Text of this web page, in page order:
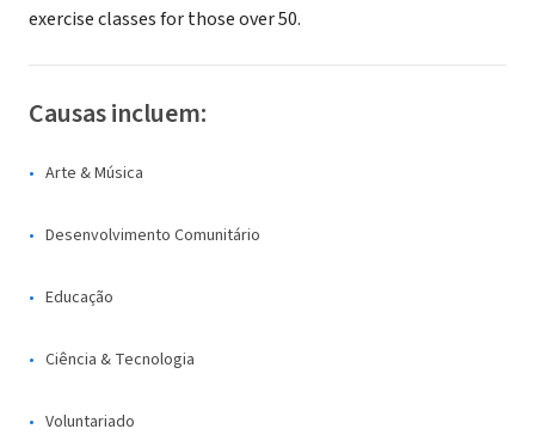
exercise classes for those over 50.
Causas incluem:
Arte & Música
Desenvolvimento Comunitário
Educação
Ciência & Tecnologia
Voluntariado